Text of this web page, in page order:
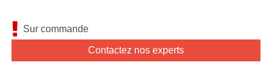
Sur commande
Contactez nos experts